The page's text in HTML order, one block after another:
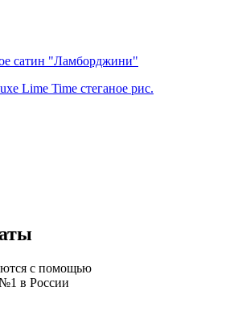
Lime Time стеганое рис.
с помощью
в России